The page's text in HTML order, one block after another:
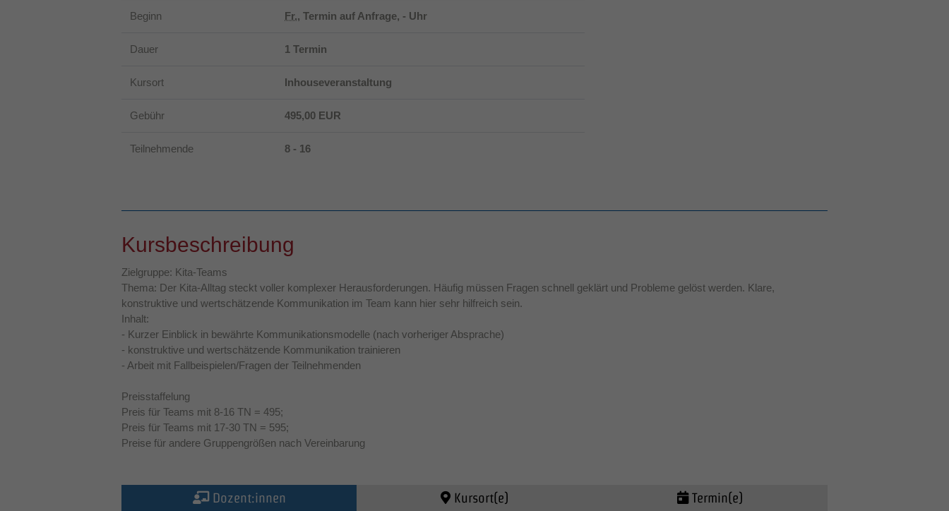
Beginn Fr., Termin auf Anfrage, - Uhr
Dauer 1 Termin
Kursort Inhouseveranstaltung
Gebühr 495,00 EUR
Teilnehmende 8 - 16
Kursbeschreibung
Zielgruppe: Kita-Teams
Thema: Der Kita-Alltag steckt voller komplexer Herausforderungen. Häufig müssen Fragen schnell geklärt und Probleme gelöst werden. Klare,
konstruktive und wertschätzende Kommunikation im Team kann hier sehr hilfreich sein.
Inhalt:
- Kurzer Einblick in bewährte Kommunikationsmodelle (nach vorheriger Absprache)
- konstruktive und wertschätzende Kommunikation trainieren
- Arbeit mit Fallbeispielen/Fragen der Teilnehmenden
Preisstaffelung
Preis für Teams mit 8-16 TN = 495;
Preis für Teams mit 17-30 TN = 595;
Preise für andere Gruppengrößen nach Vereinbarung
Dozent:innen Kursort(e) Termin(e)
Dieses Cookie wird verwendet, um Ihre Cookie-